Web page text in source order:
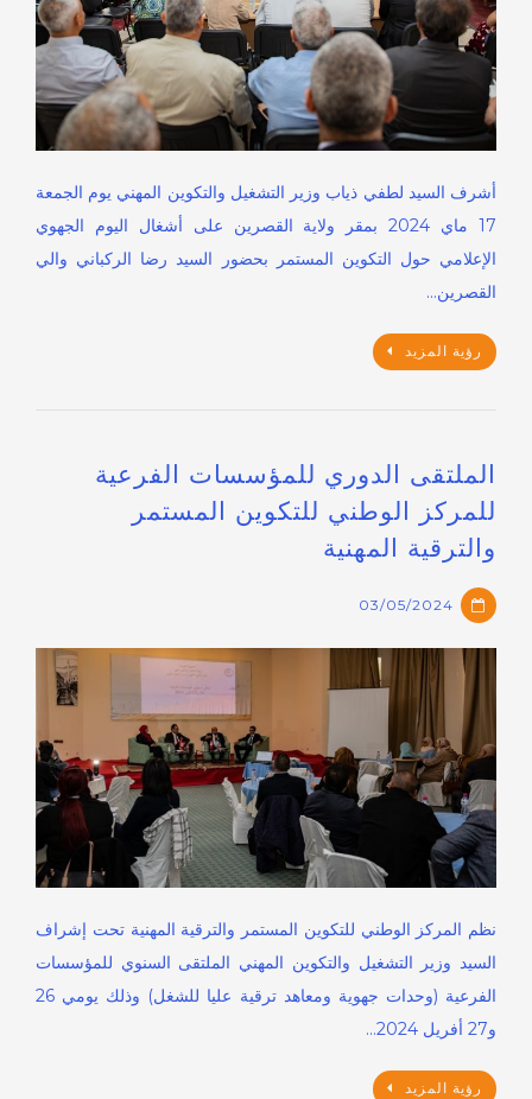
أشرف السيد لطفي ذياب وزير التشغيل والتكوين المهني يوم الجمعة
17 ماي 2024 بمقر ولاية القصرين على أشغال اليوم الجهوي
الإعلامي حول التكوين المستمر بحضور السيد رضا الركباني والي
القصرين…
رؤية المزيد
الملتقى الدوري للمؤسسات الفرعية
للمركز الوطني للتكوين المستمر
والترقية المهنية
03/05/2024
نظم المركز الوطني للتكوين المستمر والترقية المهنية تحت إشراف
السيد وزير التشغيل والتكوين المهني الملتقى السنوي للمؤسسات
الفرعية (وحدات جهوية ومعاهد ترقية عليا للشغل) وذلك يومي 26
و27 أفريل 2024…
رؤية المزيد